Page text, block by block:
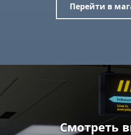
Перейти в
Смотреть